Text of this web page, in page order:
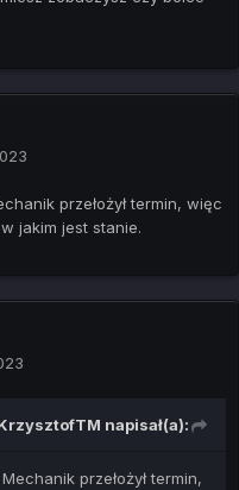
przełożył termin, więc
jakim jest stanie.
napisał(a):
przełożył termin,